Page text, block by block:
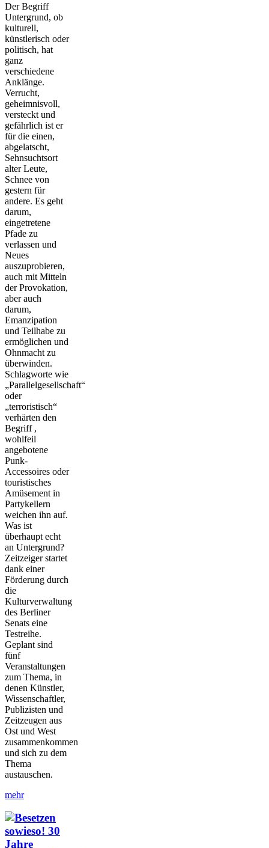
Der Begriff
Untergrund, ob
kulturell,
künstlerisch oder
politisch, hat
ganz
verschiedene
Anklänge.
Verrucht,
geheimnisvoll,
versteckt und
gefährlich ist er
für die einen,
abgelatscht,
Sehnsuchtsort
alter Leute,
Schnee von
gestern für
andere. Es geht
darum,
eingetretene
Pfade zu
verlassen und
Neues
auszuprobieren,
auch mit Mitteln
der Provokation,
aber auch
darum,
Emanzipation
und Teilhabe zu
ermöglichen und
Ohnmacht zu
überwinden.
Schlagworte wie
„Parallelgesellschaft“
oder
„terroristisch“
verhärten den
Begriff ,
wohlfeil
angebotene
Punk-
Accessoires oder
touristisches
Amüsement in
Partykellern
weichen ihn auf.
Was ist
überhaupt echt
an Untergrund?
Zeitzeiger startet
dank einer
Förderung durch
die
Kulturverwaltung
des Berliner
Senats eine
Testreihe.
Geplant sind
fünf
Veranstaltungen
zum Thema, in
denen Künstler,
Wissenschaftler,
Publizisten und
Zeitzeugen aus
Ost und West
zusammenkommen
und sich zu dem
Thema
austauschen.
mehr